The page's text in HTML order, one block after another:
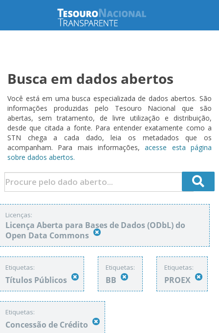
Busca em dados abertos
Você está em uma busca especializada de dados abertos. São
informações produzidas pelo Tesouro Nacional que são
abertas, sem tratamento, de livre utilização e distribuição,
desde que citada a fonte. Para entender exatamente como a
STN chega a cada dado, leia os metadados que os
acompanham. Para mais informações,acesse esta página
sobre dados abertos.
Licenças:
Licença Aberta para Bases de Dados (ODbL) do
Open Data Commons
Etiquetas:
Títulos Públicos
Etiquetas:
BB
Etiquetas:
PROEX
Etiquetas:
Concessão de Crédito